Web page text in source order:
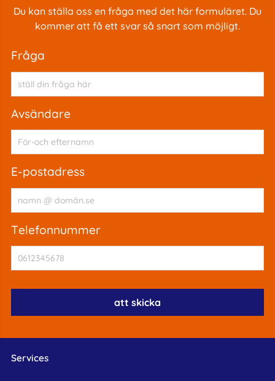
Du kan ställa oss en fråga med det här formuläret. Du
kommer att få ett svar så snart som möjligt.
fråga
avsändare
e-postadress
telefonnummer
Services